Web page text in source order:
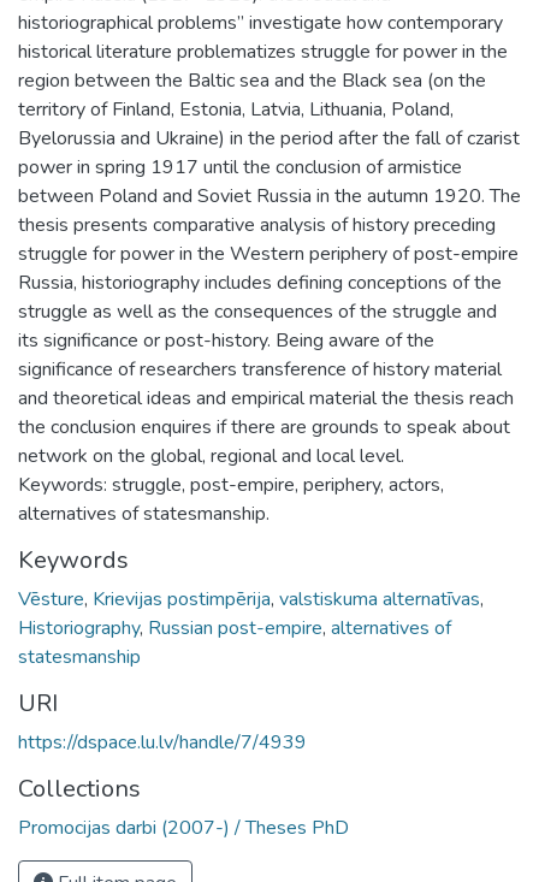
historiographical problems” investigate how contemporary
historical literature problematizes struggle for power in the
region between the Baltic sea and the Black sea (on the
territory of Finland, Estonia, Latvia, Lithuania, Poland,
Byelorussia and Ukraine) in the period after the fall of czarist
power in spring 1917 until the conclusion of armistice
between Poland and Soviet Russia in the autumn 1920. The
thesis presents comparative analysis of history preceding
struggle for power in the Western periphery of post-empire
Russia, historiography includes defining conceptions of the
struggle as well as the consequences of the struggle and
its significance or post-history. Being aware of the
significance of researchers transference of history material
and theoretical ideas and empirical material the thesis reach
the conclusion enquires if there are grounds to speak about
network on the global, regional and local level.
Keywords: struggle, post-empire, periphery, actors,
alternatives of statesmanship.
Keywords
Vēsture, Krievijas postimpērija, valstiskuma alternatīvas,
Historiography, Russian post-empire, alternatives of
statesmanship
URI
https://dspace.lu.lv/handle/7/4939
Collections
Promocijas darbi (2007-) / Theses PhD